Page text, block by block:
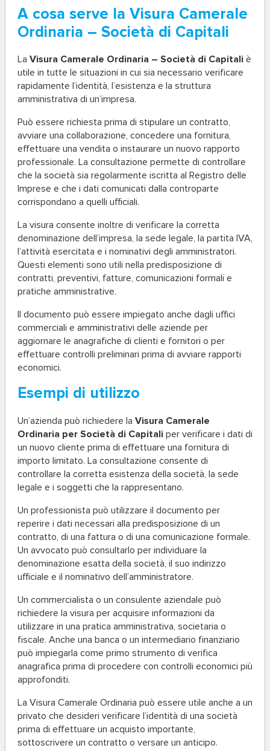
A cosa serve la Visura Camerale
Ordinaria – Società di Capitali
La Visura Camerale Ordinaria – Società di Capitali è
utile in tutte le situazioni in cui sia necessario verificare
rapidamente l’identità, l’esistenza e la struttura
amministrativa di un’impresa.
Può essere richiesta prima di stipulare un contratto,
avviare una collaborazione, concedere una fornitura,
effettuare una vendita o instaurare un nuovo rapporto
professionale. La consultazione permette di controllare
che la società sia regolarmente iscritta al Registro delle
Imprese e che i dati comunicati dalla controparte
corrispondano a quelli ufficiali.
La visura consente inoltre di verificare la corretta
denominazione dell’impresa, la sede legale, la partita IVA,
l’attività esercitata e i nominativi degli amministratori.
Questi elementi sono utili nella predisposizione di
contratti, preventivi, fatture, comunicazioni formali e
pratiche amministrative.
Il documento può essere impiegato anche dagli uffici
commerciali e amministrativi delle aziende per
aggiornare le anagrafiche di clienti e fornitori o per
effettuare controlli preliminari prima di avviare rapporti
economici.
Esempi di utilizzo
Un’azienda può richiedere la Visura Camerale
Ordinaria per Società di Capitali per verificare i dati di
un nuovo cliente prima di effettuare una fornitura di
importo limitato. La consultazione consente di
controllare la corretta esistenza della società, la sede
legale e i soggetti che la rappresentano.
Un professionista può utilizzare il documento per
reperire i dati necessari alla predisposizione di un
contratto, di una fattura o di una comunicazione formale.
Un avvocato può consultarlo per individuare la
denominazione esatta della società, il suo indirizzo
ufficiale e il nominativo dell’amministratore.
Un commercialista o un consulente aziendale può
richiedere la visura per acquisire informazioni da
utilizzare in una pratica amministrativa, societaria o
fiscale. Anche una banca o un intermediario finanziario
può impiegarla come primo strumento di verifica
anagrafica prima di procedere con controlli economici più
approfonditi.
La Visura Camerale Ordinaria può essere utile anche a un
privato che desideri verificare l’identità di una società
prima di effettuare un acquisto importante,
sottoscrivere un contratto o versare un anticipo.